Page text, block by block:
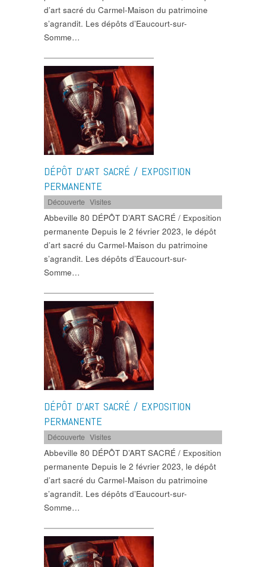
d’art sacré du Carmel-Maison du patrimoine
s’agrandit. Les dépôts d’Eaucourt-sur-
Somme…
DÉPÔT D’ART SACRÉ / EXPOSITION
PERMANENTE
Découverte ,Visites
Abbeville 80 DÉPÔT D’ART SACRÉ / Exposition
permanente Depuis le 2 février 2023, le dépôt
d’art sacré du Carmel-Maison du patrimoine
s’agrandit. Les dépôts d’Eaucourt-sur-
Somme…
DÉPÔT D’ART SACRÉ / EXPOSITION
PERMANENTE
Découverte ,Visites
Abbeville 80 DÉPÔT D’ART SACRÉ / Exposition
permanente Depuis le 2 février 2023, le dépôt
d’art sacré du Carmel-Maison du patrimoine
s’agrandit. Les dépôts d’Eaucourt-sur-
Somme…